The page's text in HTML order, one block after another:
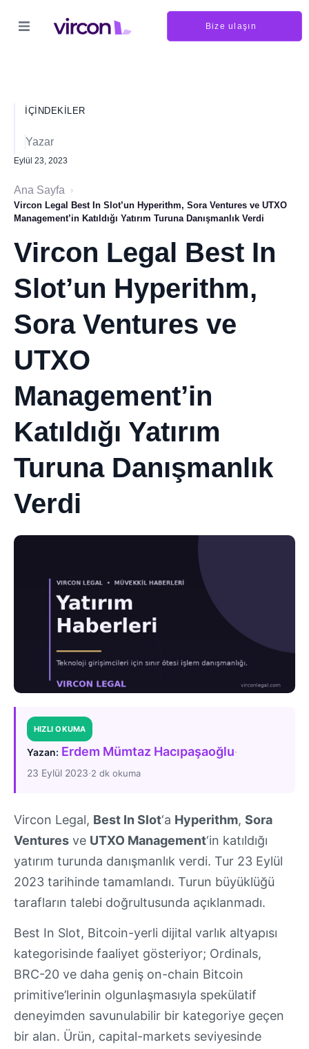
Bize ulaşın
İÇINDEKILER
Yazar
Eylül 23, 2023
Ana Sayfa
›
Vircon Legal Best In Slot’un Hyperithm, Sora Ventures ve UTXO
Management’in Katıldığı Yatırım Turuna Danışmanlık Verdi
Vircon Legal Best In
Slot’un Hyperithm,
Sora Ventures ve
UTXO
Management’in
Katıldığı Yatırım
Turuna Danışmanlık
Verdi
HIZLI OKUMA
Yazan: Erdem Mümtaz Hacıpaşaoğlu·
23 Eylül 2023·2 dk okuma
Vircon Legal, Best In Slot‘a Hyperithm, Sora
Ventures ve UTXO Management‘in katıldığı
yatırım turunda danışmanlık verdi. Tur 23 Eylül
2023 tarihinde tamamlandı. Turun büyüklüğü
tarafların talebi doğrultusunda açıklanmadı.
Best In Slot, Bitcoin-yerli dijital varlık altyapısı
kategorisinde faaliyet gösteriyor; Ordinals,
BRC-20 ve daha geniş on-chain Bitcoin
primitive’lerinin olgunlaşmasıyla spekülatif
deneyimden savunulabilir bir kategoriye geçen
bir alan. Ürün, capital-markets seviyesinde